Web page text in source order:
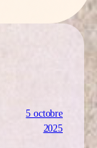
5 octobre
2025